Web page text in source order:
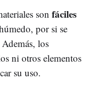
son fáciles
por si se
los
ni otros elementos
su uso.